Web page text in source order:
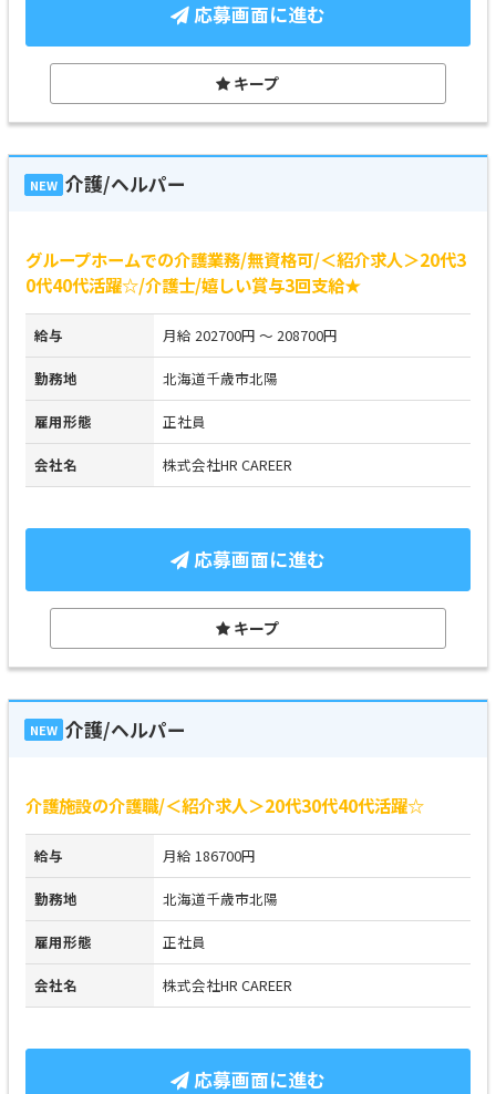
応募画面に進む
キープ
NEW 介護/ヘルパー
グループホームでの介護業務/無資格可/＜紹介求人＞20代3
0代40代活躍☆/介護士/嬉しい賞与3回支給★
給与 月給 202700円 ～ 208700円
勤務地 北海道千歳市北陽
雇用形態 正社員
会社名 株式会社HR CAREER
応募画面に進む
キープ
NEW 介護/ヘルパー
介護施設の介護職/＜紹介求人＞20代30代40代活躍☆
給与 月給 186700円
勤務地 北海道千歳市北陽
雇用形態 正社員
会社名 株式会社HR CAREER
応募画面に進む